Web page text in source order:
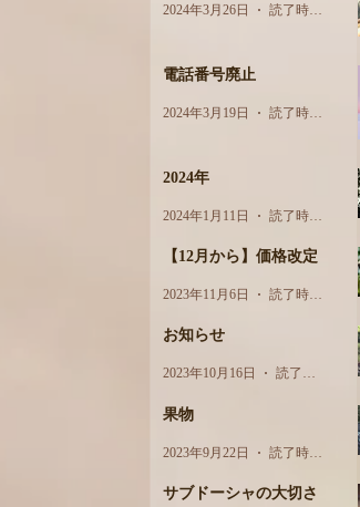
2024年3月26日
電話番号廃止
2024年3月19日
2024年
2024年1月11日
【12月から】価格改定
2023年11月6日
お知らせ
2023年10月16日
果物
2023年9月22日
サブドーシャの大切さ